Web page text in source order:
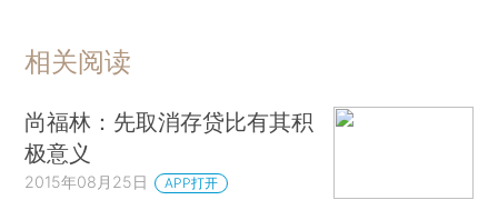
相关阅读
尚福林：先取消存贷比有其积
极意义
2015年08月25日 APP打开